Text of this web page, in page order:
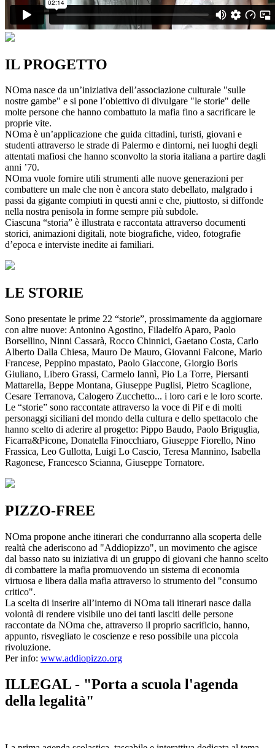
IL PROGETTO
NOma nasce da un’iniziativa dell’associazione culturale "sulle
nostre gambe" e si pone l’obiettivo di divulgare "le storie" delle
molte persone che hanno combattuto la mafia fino a sacrificare le
proprie vite.
NOma è un’applicazione che guida cittadini, turisti, giovani e
studenti attraverso le strade di Palermo e dintorni, nei luoghi degli
attentati mafiosi che hanno sconvolto la storia italiana a partire dagli
anni ’70.
NOma vuole fornire utili strumenti alle nuove generazioni per
combattere un male che non è ancora stato debellato, malgrado i
passi da gigante compiuti in questi anni e che, piuttosto, si diffonde
nella nostra penisola in forme sempre più subdole.
Ciascuna “storia” è illustrata e raccontata attraverso documenti
storici, animazioni digitali, note biografiche, video, fotografie
d’epoca e interviste inedite ai familiari.
LE STORIE
Sono presentate le prime 22 “storie”, prossimamente da aggiornare
con altre nuove: Antonino Agostino, Filadelfo Aparo, Paolo
Borsellino, Ninni Cassarà, Rocco Chinnici, Gaetano Costa, Carlo
Alberto Dalla Chiesa, Mauro De Mauro, Giovanni Falcone, Mario
Francese, Peppino mpastato, Paolo Giaccone, Giorgio Boris
Giuliano, Libero Grassi, Carmelo Iannì, Pio La Torre, Piersanti
Mattarella, Beppe Montana, Giuseppe Puglisi, Pietro Scaglione,
Cesare Terranova, Calogero Zucchetto... i loro cari e le loro scorte.
Le “storie” sono raccontate attraverso la voce di Pif e di molti
personaggi siciliani del mondo della cultura e dello spettacolo che
hanno scelto di aderire al progetto: Pippo Baudo, Paolo Briguglia,
Ficarra&Picone, Donatella Finocchiaro, Giuseppe Fiorello, Nino
Frassica, Leo Gullotta, Luigi Lo Cascio, Teresa Mannino, Isabella
Ragonese, Francesco Scianna, Giuseppe Tornatore.
PIZZO-FREE
NOma propone anche itinerari che condurranno alla scoperta delle
realtà che aderiscono ad "Addiopizzo", un movimento che agisce
dal basso nato su iniziativa di un gruppo di giovani che hanno scelto
di combattere la mafia promuovendo un sistema di economia
virtuosa e libera dalla mafia attraverso lo strumento del "consumo
critico".
La scelta di inserire all’interno di NOma tali itinerari nasce dalla
volontà di rendere visibile uno dei tanti lasciti delle persone
raccontate da NOma che, attraverso il proprio sacrificio, hanno,
appunto, risvegliato le coscienze e reso possibile una piccola
rivoluzione.
Per info: www.addiopizzo.org
ILLEGAL - "Porta a scuola l'agenda
della legalità"